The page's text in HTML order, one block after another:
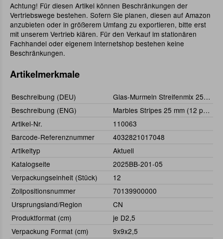
Achtung! Für diesen Artikel können Beschränkungen der
Vertriebswege bestehen. Sofern Sie planen, diesen auf Amazon
anzubieten oder in größerem Umfang zu exportieren, bitte erst
mit unserem Vertrieb klären. Für den Verkauf im stationären
Fachhandel oder eigenem Internetshop bestehen keine
Beschränkungen.
Artikelmerkmale
Beschreibung (DEU)
Glas-Murmeln Streifenmix 25 mm, 12-tlg.
Beschreibung (ENG)
Marbles Stripes 25 mm (12 pcs)
Artikel-Nr.
110063
Barcode-Referenznummer
4032821017048
Artikeltyp
Aktuell
Katalogseite
2025BB-201-05
Verpackungseinheit (Stück)
12
Zollpositionsnummer
70139900000
Ursprungsland/Region
CN
Produktformat (cm)
je D2,5
Verpackung Format (cm)
9x9x2,5